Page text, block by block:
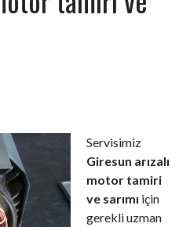
Servisimiz
Giresun arızalı
motor tamiri
ve sarımı için
gerekli uzman